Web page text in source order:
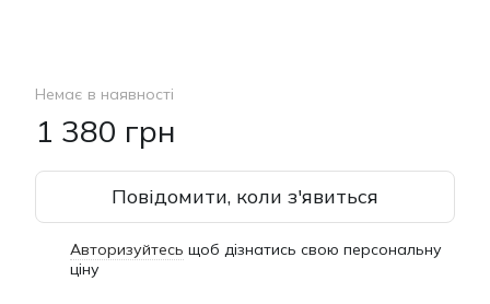
Немає в наявності
1 380 грн
Повідомити, коли з'явиться
Авторизуйтесь щоб дізнатись свою персональну
ціну